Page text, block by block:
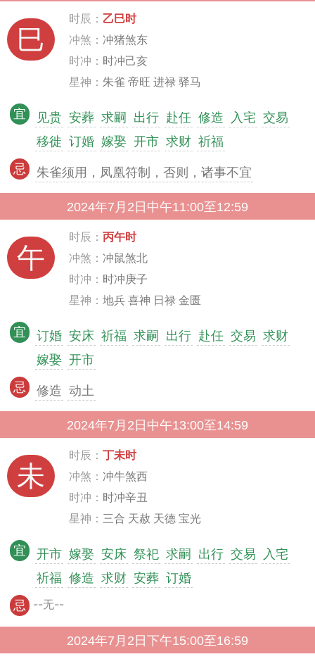
巳
时辰： 乙巳时
冲煞： 冲猪煞东
时冲： 时冲己亥
星神： 朱雀 帝旺 进禄 驿马
宜 见贵 安葬 求嗣 出行 赴任 修造 入宅 交易
移徙 订婚 嫁娶 开市 求财 祈福
忌 朱雀须用，凤凰符制，否则，诸事不宜
2024年7月2日中午11:00至12:59
午
时辰： 丙午时
冲煞： 冲鼠煞北
时冲： 时冲庚子
星神： 地兵 喜神 日禄 金匮
宜 订婚 安床 祈福 求嗣 出行 赴任 交易 求财
嫁娶 开市
忌 修造 动土
2024年7月2日中午13:00至14:59
未
时辰： 丁未时
冲煞： 冲牛煞西
时冲： 时冲辛丑
星神： 三合 天赦 天德 宝光
宜 开市 嫁娶 安床 祭祀 求嗣 出行 交易
入宅
祈福 修造 求财 安葬 订婚
忌 --无--
2024年7月2日下午15:00至16:59